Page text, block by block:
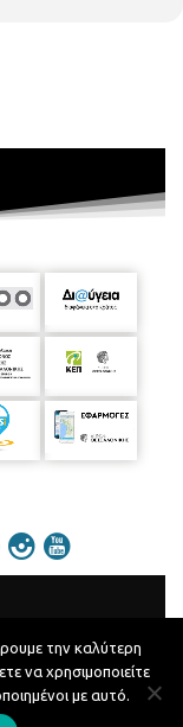
την καλύτερη
να χρησιμοποιείτε
με αυτό.